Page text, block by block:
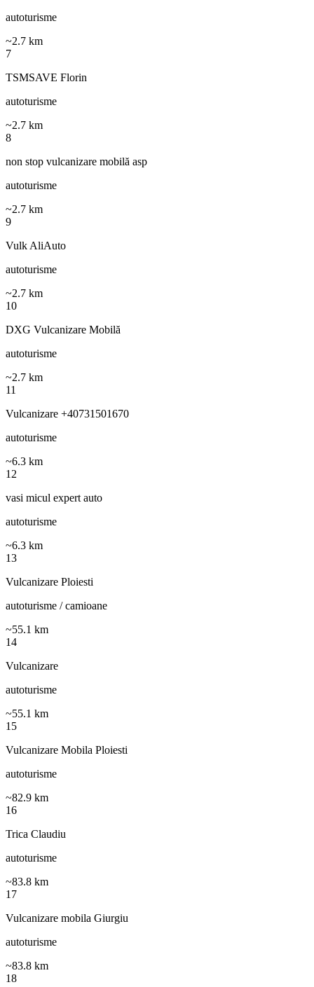
autoturisme
~2.7 km
7
TSMSAVE Florin
autoturisme
~2.7 km
8
non stop vulcanizare mobilă asp
autoturisme
~2.7 km
9
Vulk AliAuto
autoturisme
~2.7 km
10
DXG Vulcanizare Mobilă
autoturisme
~2.7 km
11
Vulcanizare +40731501670
autoturisme
~6.3 km
12
vasi micul expert auto
autoturisme
~6.3 km
13
Vulcanizare Ploiesti
autoturisme / camioane
~55.1 km
14
Vulcanizare
autoturisme
~55.1 km
15
Vulcanizare Mobila Ploiesti
autoturisme
~82.9 km
16
Trica Claudiu
autoturisme
~83.8 km
17
Vulcanizare mobila Giurgiu
autoturisme
~83.8 km
18